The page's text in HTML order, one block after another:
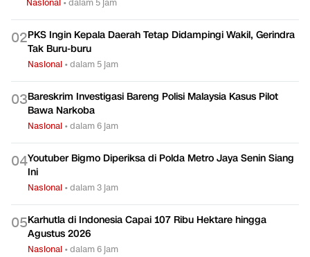
02PKS Ingin Kepala Daerah Tetap Didampingi Wakil, Gerindra
Tak Buru-buru
Nasional •dalam 5 jam
03Bareskrim Investigasi Bareng Polisi Malaysia Kasus Pilot
Bawa Narkoba
Nasional •dalam 6 jam
04Youtuber Bigmo Diperiksa di Polda Metro Jaya Senin Siang
Ini
Nasional •dalam 3 jam
05Karhutla di Indonesia Capai 107 Ribu Hektare hingga
Agustus 2026
Nasional •dalam 6 jam